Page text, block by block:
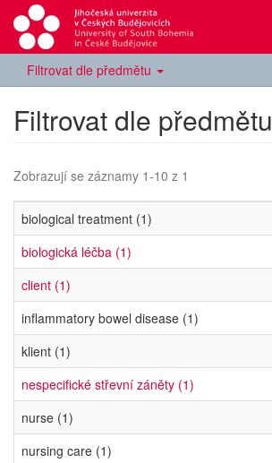
Filtrovat dle předmětu
Filtrovat dle předmětu
Zobrazují se záznamy 1-10 z 1
biological treatment (1)
biologická léčba (1)
client (1)
inflammatory bowel disease (1)
klient (1)
nespecifické střevní záněty (1)
nurse (1)
nursing care (1)